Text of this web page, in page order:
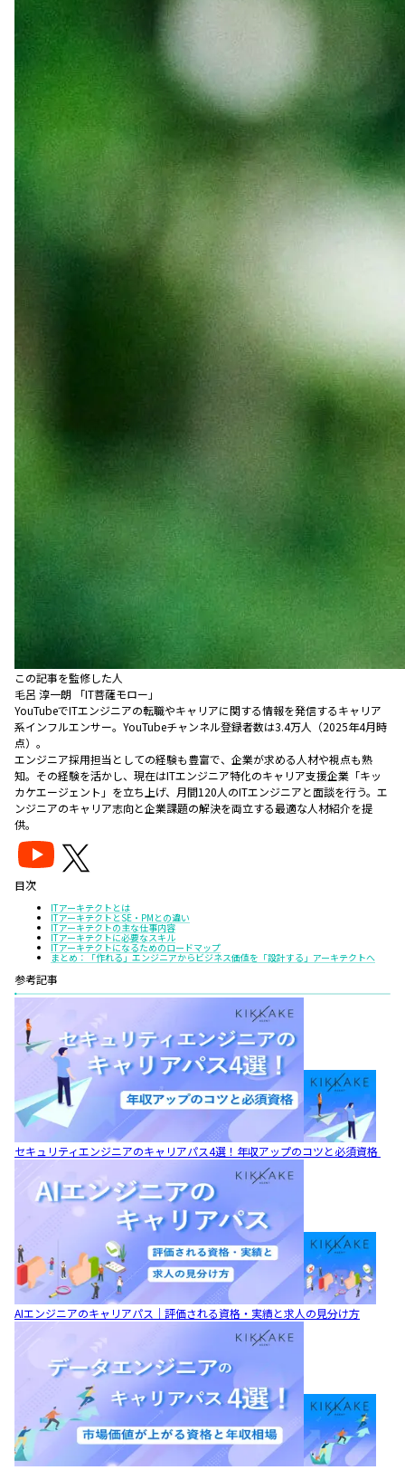
この記事を監修した人
毛呂 淳一朗 「IT菩薩モロー」
YouTubeでITエンジニアの転職やキャリアに関する情報を発信するキャリア
系インフルエンサー。YouTubeチャンネル登録者数は3.4万人（2025年4月時
点）。
エンジニア採用担当としての経験も豊富で、企業が求める人材や視点も熟
知。その経験を活かし、現在はITエンジニア特化のキャリア支援企業「キッ
カケエージェント」を立ち上げ、月間120人のITエンジニアと面談を行う。エ
ンジニアのキャリア志向と企業課題の解決を両立する最適な人材紹介を提
供。
目次
ITアーキテクトとは
ITアーキテクトとSE・PMとの違い
ITアーキテクトの主な仕事内容
ITアーキテクトに必要なスキル
ITアーキテクトになるためのロードマップ
まとめ：「作れる」エンジニアからビジネス価値を「設計する」アーキテクトへ
参考記事
セキュリティエンジニアのキャリアパス4選！年収アップのコツと必須資格
AIエンジニアのキャリアパス｜評価される資格・実績と求人の見分け方